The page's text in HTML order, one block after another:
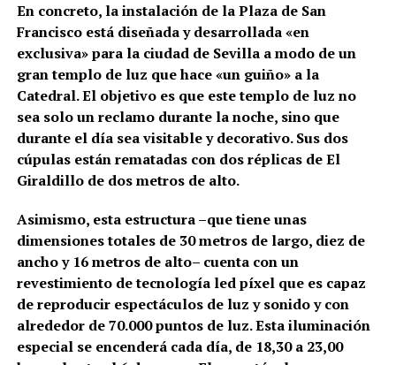
En concreto, la instalación de la Plaza de San
Francisco está diseñada y desarrollada «en
exclusiva» para la ciudad de Sevilla a modo de un
gran templo de luz que hace «un guiño» a la
Catedral. El objetivo es que este templo de luz no
sea solo un reclamo durante la noche, sino que
durante el día sea visitable y decorativo. Sus dos
cúpulas están rematadas con dos réplicas de El
Giraldillo de dos metros de alto.
Asimismo, esta estructura –que tiene unas
dimensiones totales de 30 metros de largo, diez de
ancho y 16 metros de alto– cuenta con un
revestimiento de tecnología led píxel que es capaz
de reproducir espectáculos de luz y sonido y con
alrededor de 70.000 puntos de luz. Esta iluminación
especial se encenderá cada día, de 18,30 a 23,00